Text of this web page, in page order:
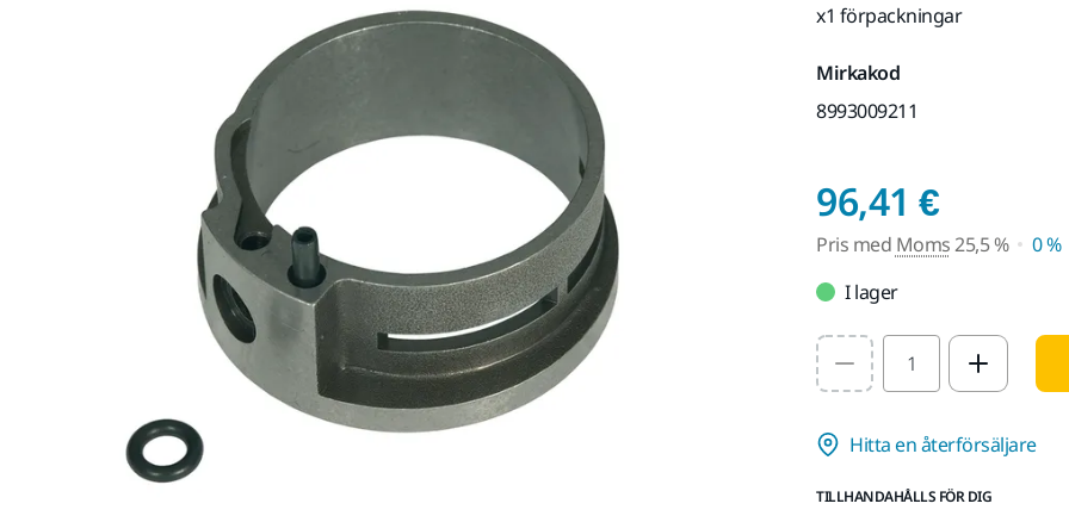
x1 förpackningar
Mirkakod
8993009211
96,41 €Pris
Pris med Moms25,5 %
0 %
I lager
Select quantity value
Hitta en återförsäljare
TILLHANDAHÅLLS FÖR DIG